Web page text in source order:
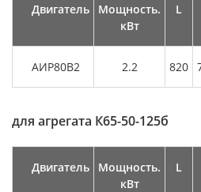
Двигатель
Мощность.
кВт
L
АИР80В2 2.2 820
для агрегата К65-50-125б
Двигатель
Мощность.
кВт
L